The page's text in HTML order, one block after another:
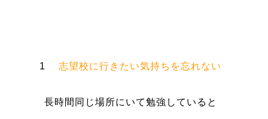
1志望校に行きたい気持ちを忘れない
長時間同じ場所にいて勉強していると